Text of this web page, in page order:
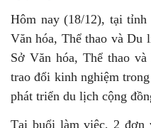
Hôm nay (18/12), tại
Văn hóa, Thể thao và
Sở Văn hóa, Thể thao
trao đổi kinh nghiệm
phát triển du lịch cộng
Tại buổi làm việc, 2 đơn